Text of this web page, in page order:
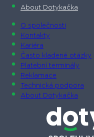
About Dotykačka
O společnosti
Kontakty
Kariéra
Často kladené otázky
Platební terminály
Reklamace
Technická podpora
About Dotykačka